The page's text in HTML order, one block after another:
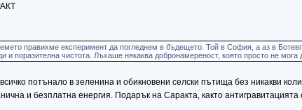
правихме експеримент да погледнем в бъдещето. Той в София, а аз в
и поразителна чистота. Лъхаше някаква добронамереност, която просто не мога
потънало в зеленина и обикновени селски пътища без никакви
и безплатна енергия. Подарък на Саракта, както